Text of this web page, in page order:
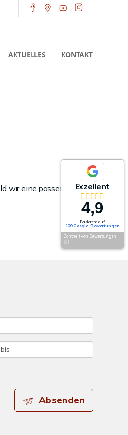
AKTUELLES KONTAKT
wir eine passende
Absenden
Exzellent
4,9
Basierend auf
109 Google-Bewertungen
Echtheit von Bewertungen